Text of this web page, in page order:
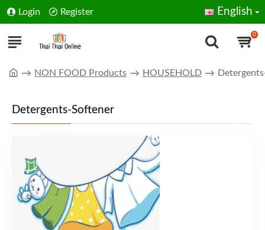
Login Register English
0
NON FOOD Products HOUSEHOLD
Detergents-Softener